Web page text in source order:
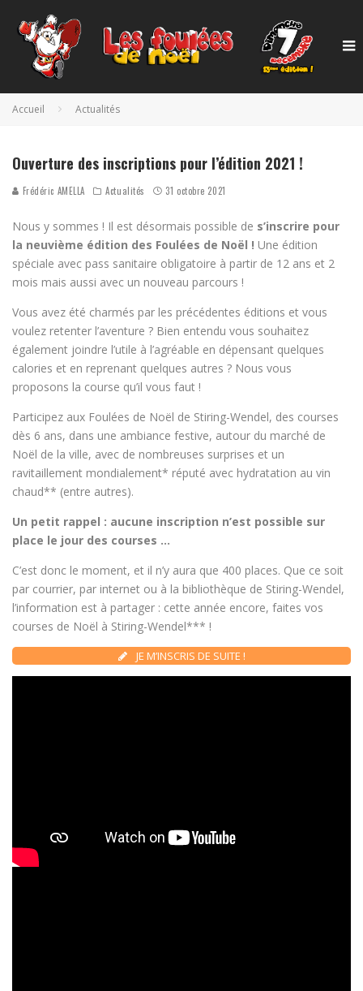
Accueil Actualités
Ouverture des inscriptions pour l’édition 2021 !
Frédéric AMELLA Actualités 31 octobre 2021
Nous y sommes ! Il est désormais possible de s’inscrire pour
la neuvième édition des Foulées de Noël ! Une édition
spéciale avec pass sanitaire obligatoire à partir de 12 ans et 2
mois mais aussi avec un nouveau parcours !
Vous avez été charmés par les précédentes éditions et vous
voulez retenter l’aventure ? Bien entendu vous souhaitez
également joindre l’utile à l’agréable en dépensant quelques
calories et en reprenant quelques autres ? Nous vous
proposons la course qu’il vous faut !
Participez aux Foulées de Noël de Stiring-Wendel, des courses
dès 6 ans, dans une ambiance festive, autour du marché de
Noël de la ville, avec de nombreuses surprises et un
ravitaillement mondialement* réputé avec hydratation au vin
chaud** (entre autres).
Un petit rappel : aucune inscription n’est possible sur
place le jour des courses …
C’est donc le moment, et il n’y aura que 400 places. Que ce soit
par courrier, par internet ou à la bibliothèque de Stiring-Wendel,
l’information est à partager : cette année encore, faites vos
courses de Noël à Stiring-Wendel*** !
JE M’INSCRIS DE SUITE !